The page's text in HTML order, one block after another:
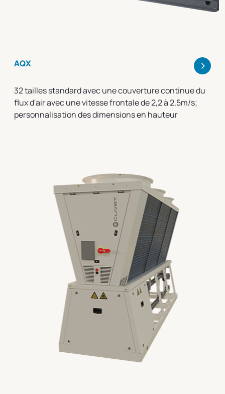
AQX >
32 tailles standard avec une couverture continue du
flux d'air avec une vitesse frontale de 2,2 à 2,5m/s;
personnalisation des dimensions en hauteur